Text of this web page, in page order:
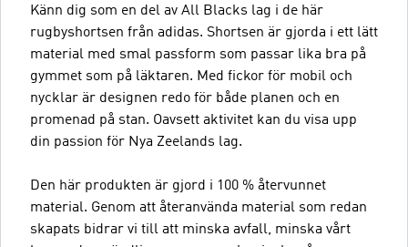
Känn dig som en del av All Blacks lag i de här
rugbyshortsen från adidas. Shortsen är gjorda i ett lätt
material med smal passform som passar lika bra på
gymmet som på läktaren. Med fickor för mobil och
nycklar är designen redo för både planen och en
promenad på stan. Oavsett aktivitet kan du visa upp
din passion för Nya Zeelands lag.
Den här produkten är gjord i 100 % återvunnet
material. Genom att återanvända material som redan
skapats bidrar vi till att minska avfall, minska vårt